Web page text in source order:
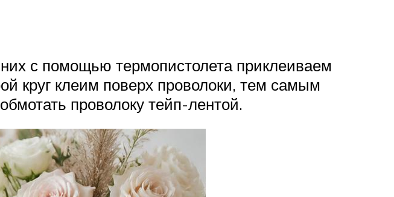
с помощью термопистолета приклеиваем
круг клеим поверх проволоки, тем самым
проволоку тейп-лентой.